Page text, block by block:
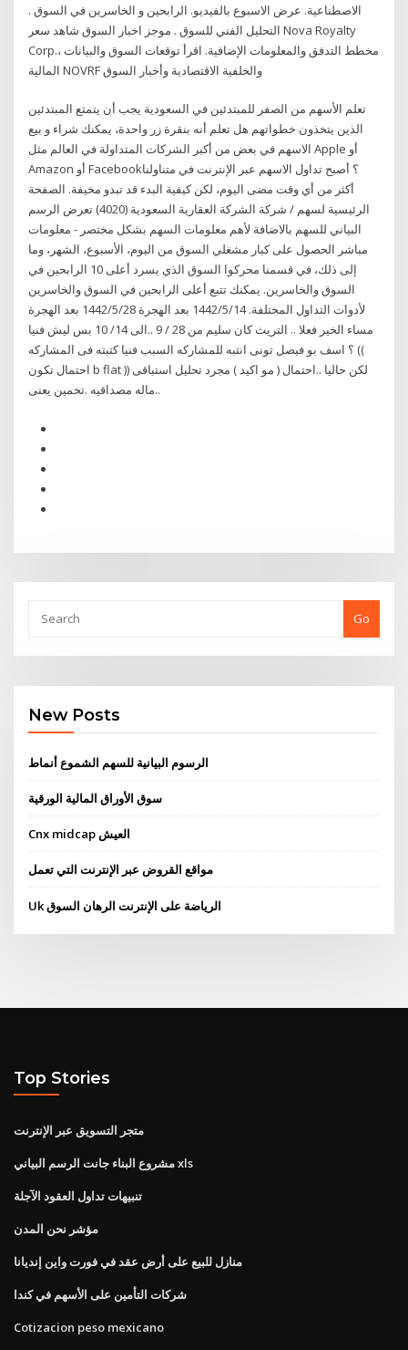
الاصطناعية. عرض الاسبوع بالفيديو. الرابحين و الخاسرين في السوق .
التحليل الفني للسوق . موجز اخبار السوق شاهد سعر Nova Royalty
Corp.، مخطط التدفق والمعلومات الإضافية. اقرأ توقعات السوق والبيانات
المالية NOVRF والخلفية الاقتصادية وأخبار السوق
تعلم الأسهم من الصفر للمبتدئين في السعودية يجب أن يتمتع المبتدئين
الذين يتخذون خطواتهم هل تعلم أنه بنقرة زر واحدة، يمكنك شراء و بيع
الاسهم في بعض من أكبر الشركات المتداولة في العالم مثل Apple أو
Amazon أو Facebook؟ أصبح تداول الاسهم عبر الإنترنت في متناولنا
أكثر من أي وقت مضى اليوم، لكن كيفية البدء قد تبدو مخيفة. الصفحة
الرئيسية لسهم / شركة الشركة العقارية السعودية (4020) تعرض الرسم
البياني للسهم بالاضافة لأهم معلومات السهم بشكل مختصر - معلومات
مباشر الحصول على كبار مشغلي السوق من اليوم، الأسبوع، الشهر، وما
إلى ذلك، في قسمنا محركوا السوق الذي يسرد أعلى 10 الرابحين في
السوق والخاسرين. يمكنك تتبع أعلى الرابحين في السوق والخاسرين
لأدوات التداول المختلفة. 14‏‏/5‏‏/1442 بعد الهجرة 28‏‏/5‏‏/1442 بعد الهجرة
مساء الخير فعلا .. التريث كان سليم من 28 / 9 ..الى 14/ 10 بس ليش فنيا
؟ اسف بو فيصل تونى انتبه للمشاركه السبب فنيا كتبته فى المشاركه ((
احتمال تكون b flat )) لكن حاليا ..احتمال ( مو اكيد ) مجرد تحليل استباقى
..ماله مصداقيه .تخمين يعنى
Go
New Posts
الرسوم البيانية للسهم الشموع أنماط
سوق الأوراق المالية الورقية
Cnx midcap العيش
مواقع القروض عبر الإنترنت التي تعمل
Uk الرياضة على الإنترنت الرهان السوق
Top Stories
متجر التسويق عبر الإنترنت
مشروع البناء جانت الرسم البياني xls
تنبيهات تداول العقود الآجلة
مؤشر نحن المدن
منازل للبيع على أرض عقد في فورت واين إنديانا
شركات التأمين على الأسهم في كندا
Cotizacion peso mexicano